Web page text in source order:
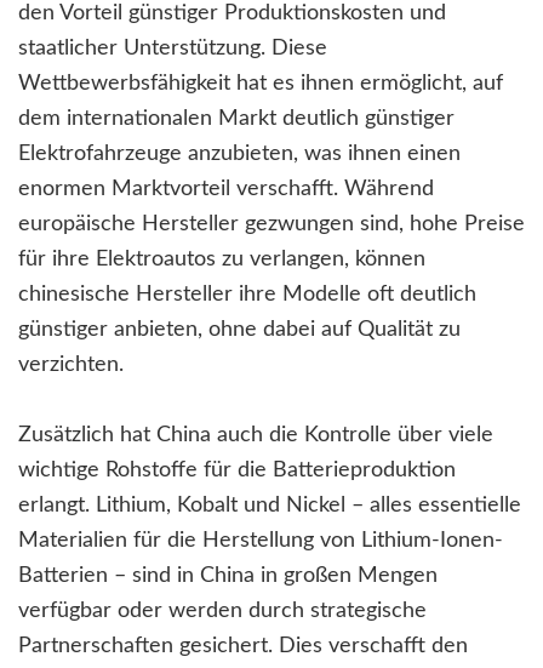
den Vorteil günstiger Produktionskosten und
staatlicher Unterstützung. Diese
Wettbewerbsfähigkeit hat es ihnen ermöglicht, auf
dem internationalen Markt deutlich günstiger
Elektrofahrzeuge anzubieten, was ihnen einen
enormen Marktvorteil verschafft. Während
europäische Hersteller gezwungen sind, hohe Preise
für ihre Elektroautos zu verlangen, können
chinesische Hersteller ihre Modelle oft deutlich
günstiger anbieten, ohne dabei auf Qualität zu
verzichten.
Zusätzlich hat China auch die Kontrolle über viele
wichtige Rohstoffe für die Batterieproduktion
erlangt. Lithium, Kobalt und Nickel – alles essentielle
Materialien für die Herstellung von Lithium-Ionen-
Batterien – sind in China in großen Mengen
verfügbar oder werden durch strategische
Partnerschaften gesichert. Dies verschafft den